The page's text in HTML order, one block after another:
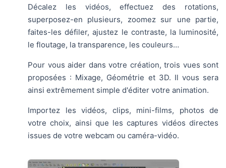
Décalez les vidéos, effectuez des rotations,
superposez-en plusieurs, zoomez sur une partie,
faites-les défiler, ajustez le contraste, la luminosité,
le floutage, la transparence, les couleurs…
Pour vous aider dans votre création, trois vues sont
proposées : Mixage, Géométrie et 3D. Il vous sera
ainsi extrêmement simple d'éditer votre animation.
Importez les vidéos, clips, mini-films, photos de
votre choix, ainsi que les captures vidéos directes
issues de votre webcam ou caméra-vidéo.